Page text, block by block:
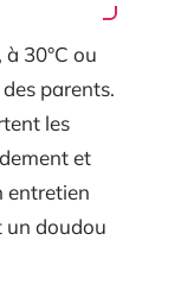
30°C ou
parents.
les
et
entretien
un doudou